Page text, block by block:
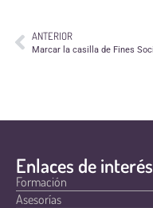
ANTERIOR
Enlaces de interés
Formación
Asesorías